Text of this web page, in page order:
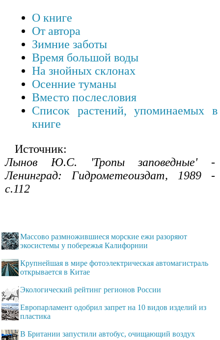
О книге
От автора
Зимние заботы
Время большой воды
На знойных склонах
Осенние туманы
Вместо послесловия
Список растений, упоминаемых в
книге
Источник:
Лынов Ю.С. 'Тропы заповедные' -
Ленинград: Гидрометеоиздат, 1989 -
с.112
Массово размножившиеся морские ежи разоряют
экосистемы у побережья Калифорнии
Крупнейшая в мире фотоэлектрическая автомагистраль
открывается в Китае
Экологический рейтинг регионов России
Европарламент одобрил запрет на 10 видов изделий из
пластика
В Британии запустили автобус, очищающий воздух